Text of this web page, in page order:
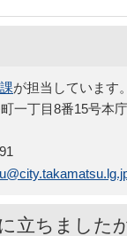
が担当しています。
一丁目8番15号本
立ちました